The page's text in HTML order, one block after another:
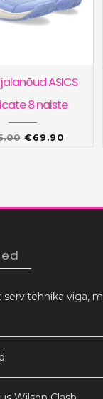
ASICS
8 naiste
Algne
€ 69.90
viga,